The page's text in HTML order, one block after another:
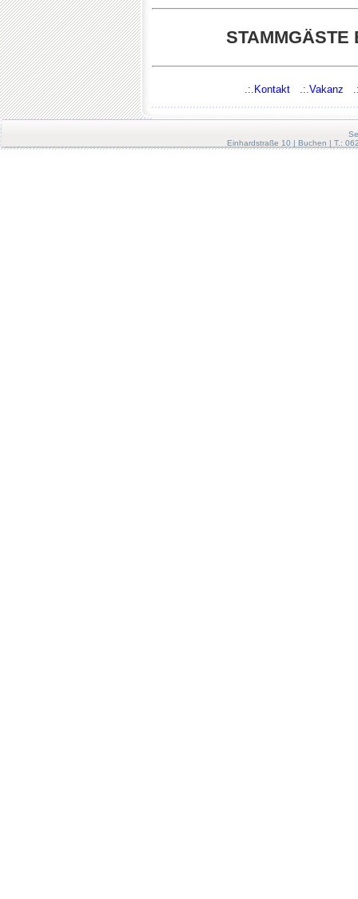
STAMMGÄSTE
.:. Kontakt .:.Vakanz
Einhardstraße 10 | Buchen | T.: